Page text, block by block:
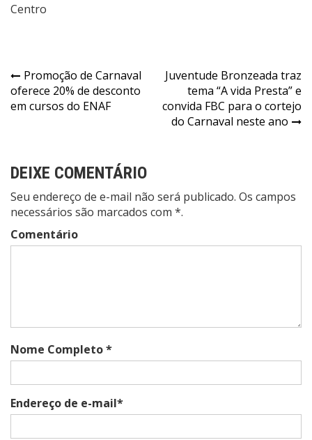
Centro
Navegação
de
Promoção de Carnaval
oferece 20% de desconto
em cursos do ENAF
Juventude Bronzeada traz
tema “A vida Presta” e
convida FBC para o cortejo
do Carnaval neste ano
DEIXE COMENTÁRIO
Seu endereço de e-mail não será publicado. Os campos
necessários são marcados com *.
Comentário
Nome Completo *
Endereço de e-mail*